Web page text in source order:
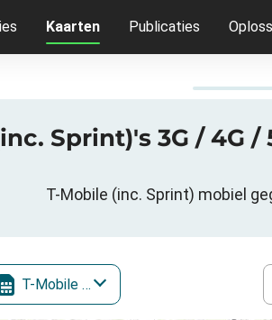
Kaarten Publicaties
Sprint)'s 3G / 4G
T-Mobile (inc. Sprint) mobiel
T-Mobile (inc. Sprint)